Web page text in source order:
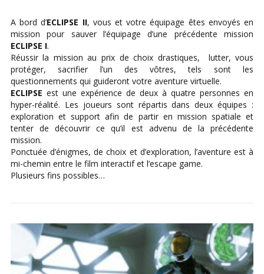
A bord d’ECLIPSE II, vous et votre équipage êtes envoyés en
mission pour sauver l’équipage d’une précédente mission
ECLIPSE I.
Réussir la mission au prix de choix drastiques, lutter, vous
protéger, sacrifier l’un des vôtres, tels sont les
questionnements qui guideront votre aventure virtuelle.
ECLIPSE est une expérience de deux à quatre personnes en
hyper-réalité. Les joueurs sont répartis dans deux équipes :
exploration et support afin de partir en mission spatiale et
tenter de découvrir ce qu’il est advenu de la précédente
mission.
Ponctuée d’énigmes, de choix et d’exploration, l’aventure est à
mi-chemin entre le film interactif et l’escape game.
Plusieurs fins possibles…